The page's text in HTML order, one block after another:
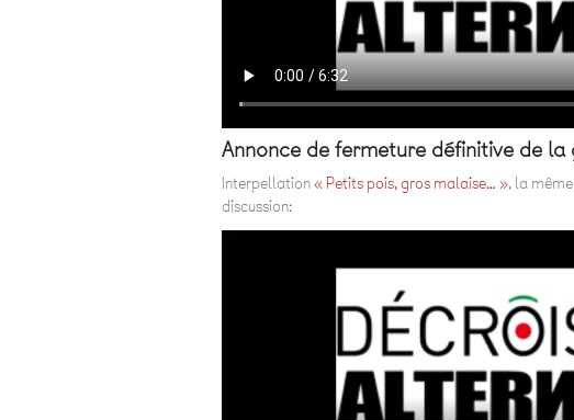
Annonce de fermeture définitive de la
Interpellation« Petits pois, gros malaise… », la
discussion: